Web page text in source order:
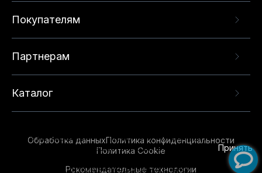
Покупателям
Партнерам
Каталог
Обработка данныхПолитика конфиденциальности
Политика Cookie
Рекомендательные технологии
опыта на нашем сайте. Продолжая использовать
данный сайт, вы соглашаетесь с использованием
технологий. Для получения дополнительной
Принять